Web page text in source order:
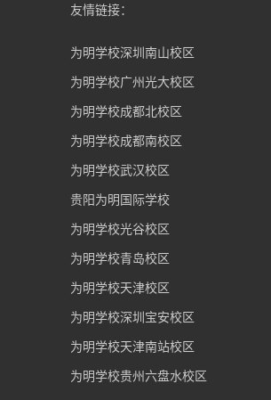
友情链接：
为明学校深圳南山校区
为明学校广州光大校区
为明学校成都北校区
为明学校成都南校区
为明学校武汉校区
贵阳为明国际学校
为明学校光谷校区
为明学校青岛校区
为明学校天津校区
为明学校深圳宝安校区
为明学校天津南站校区
为明学校贵州六盘水校区